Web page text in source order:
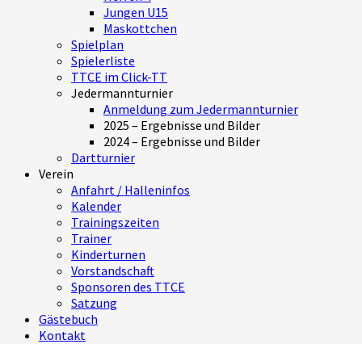
Jungen U15
Maskottchen
Spielplan
Spielerliste
TTCE im Click-TT
Jedermannturnier
Anmeldung zum Jedermannturnier
2025 – Ergebnisse und Bilder
2024 – Ergebnisse und Bilder
Dartturnier
Verein
Anfahrt / Halleninfos
Kalender
Trainingszeiten
Trainer
Kinderturnen
Vorstandschaft
Sponsoren des TTCE
Satzung
Gästebuch
Kontakt